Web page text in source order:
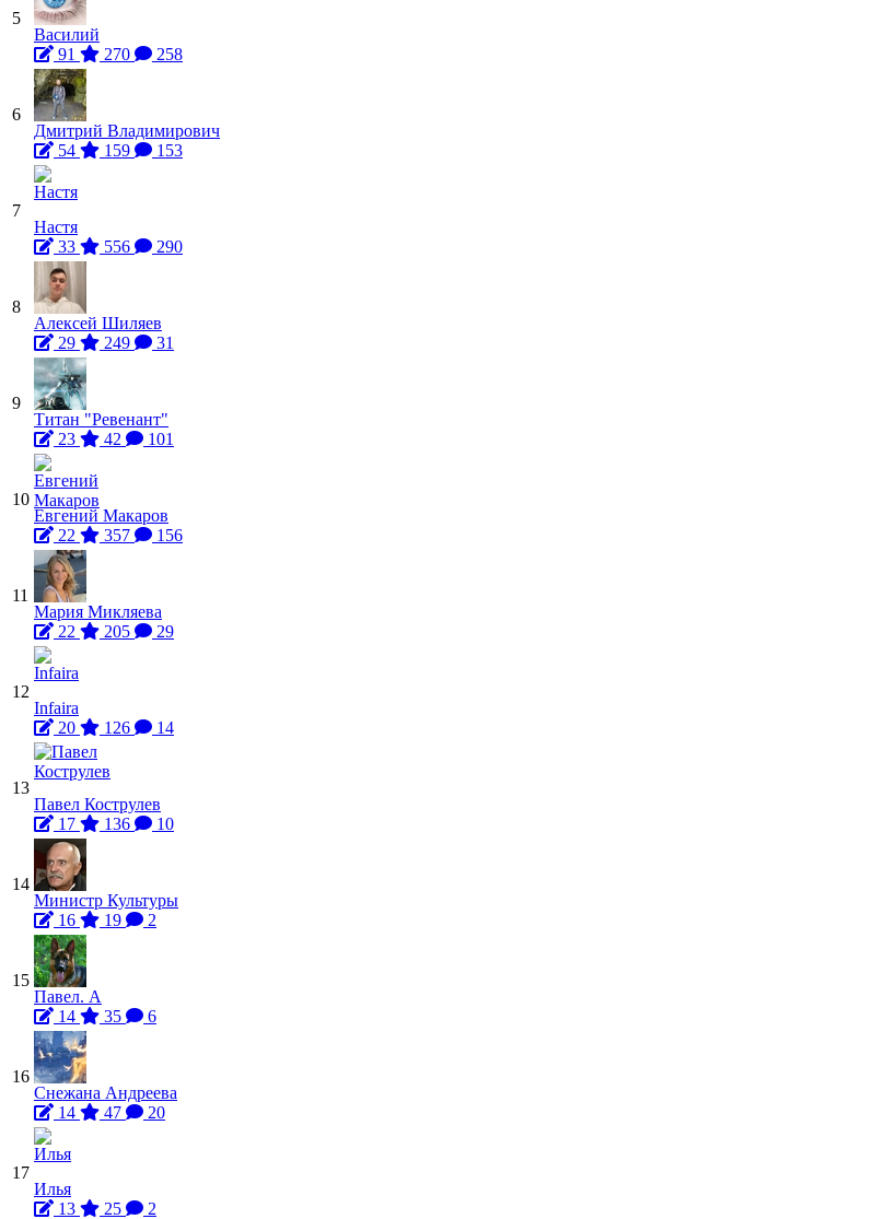
5
Василий
91
270 258
6
Дмитрий Владимирович
54
159 153
7
Настя
33
556 290
8
Алексей Шиляев
29
249 31
9
Титан "Ревенант"
23
42 101
10
Евгений Макаров
22
357 156
11
Мария Микляева
22
205 29
12
Infaira
20
126 14
13
Павел Кострулев
17
136 10
14
Министр Культуры
16
19 2
15
Павел. А
14
35 6
16
Снежана Андреева
14
47 20
17
Илья
13
25 2